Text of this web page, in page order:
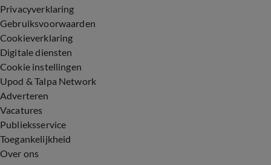
Privacyverklaring
Gebruiksvoorwaarden
Cookieverklaring
Digitale diensten
Cookie instellingen
Upod & Talpa Network
Adverteren
Vacatures
Publieksservice
Toegankelijkheid
Over ons